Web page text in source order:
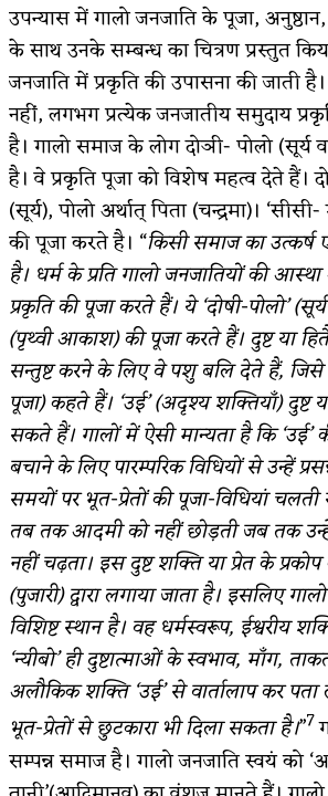
उपन्यास में गालो जनजाति के पूजा,
के साथ उनके सम्बन्ध का चित्रण प्रस्तुत
जनजाति में प्रकृति की उपासना की जाती
नहीं, लगभग प्रत्येक जनजातीय समुदाय
है। गालो समाज के लोग दोञी- पोलो (सूर्य
है। वे प्रकृति पूजा को विशेष महत्व देते हैं।
(सूर्य), पोलो अर्थात् पिता (चन्द्रमा)।
की पूजा करते है। “किसी समाज का उत्कर्ष
है। धर्म के प्रति गालो जनजातियों की
प्रकृति की पूजा करते हैं। ये ‘दोषी-पोलो’
(पृथ्वी आकाश) की पूजा करते हैं। दुष्ट या
सन्तुष्ट करने के लिए वे पशु बलि देते हैं, जिसे
पूजा) कहते हैं। ‘उई’ (अदृश्य शक्तियाँ) दुष्ट
सकते हैं। गालों में ऐसी मान्यता है कि ‘उई’
बचाने के लिए पारम्परिक विधियों से उन्हें
समयों पर भूत-प्रेतों की पूजा-विधियां चलती
तब तक आदमी को नहीं छोड़ती जब तक
नहीं चढ़ता। इस दुष्ट शक्ति या प्रेत के प्रकोप
(पुजारी) द्वारा लगाया जाता है। इसलिए
विशिष्ट स्थान है। वह धर्मस्वरूप, ईश्वरीय
‘न्यीबो’ ही दुष्टात्माओं के स्वभाव, माँग,
अलौकिक शक्ति ‘उई’ से वार्तालाप कर
भूत-प्रेतों से छुटकारा भी दिला सकता है।”7
सम्पन्न समाज है। गालो जनजाति स्वयं को